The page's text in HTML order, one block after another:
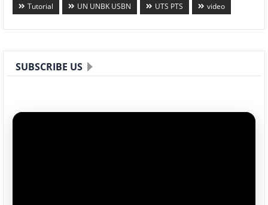
Tutorial
UN UNBK USBN UTS PTS video
SUBSCRIBE US